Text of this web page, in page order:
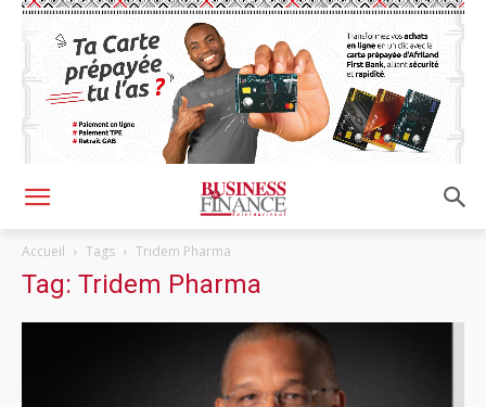
Accueil Tags Tridem Pharma
Tag: Tridem Pharma